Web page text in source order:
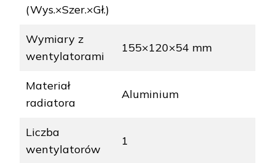
(Wys.×Szer.×Gł.)
Wymiary z
wentylatorami
155×120×54 mm
Materiał
radiatora
Aluminium
Liczba
wentylatorów
1